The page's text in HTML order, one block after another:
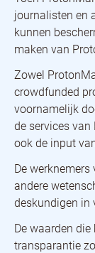
journalisten en
kunnen
maken van
Zowel
crowdfunded
voornamelijk
de services van
ook de input
De
andere
deskundigen in
De waarden
transparantie